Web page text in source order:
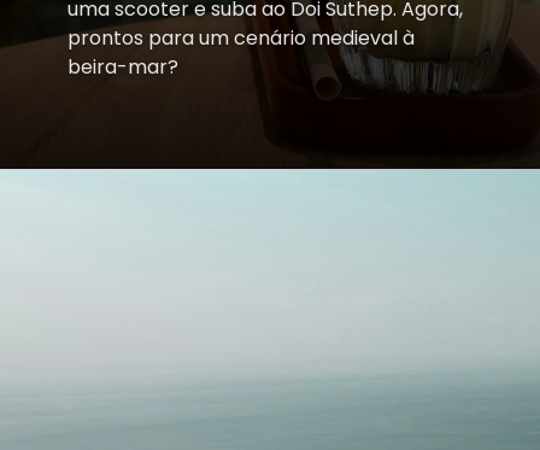
uma scooter e suba ao Doi Suthep. Agora,
prontos para um cenário medieval à
beira-mar?